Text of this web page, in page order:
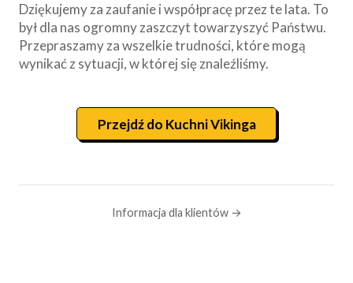
Dziękujemy za zaufanie i współpracę przez te lata. To
był dla nas ogromny zaszczyt towarzyszyć Państwu.
Przepraszamy za wszelkie trudności, które mogą
wynikać z sytuacji, w której się znaleźliśmy.
Przejdź do Kuchni Vikinga
Informacja dla klientów →